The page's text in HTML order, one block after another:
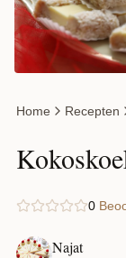
Home Recepten
0
Najat